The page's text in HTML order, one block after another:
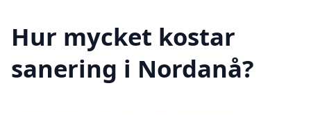
Hur mycket kostar
sanering i Nordanå?